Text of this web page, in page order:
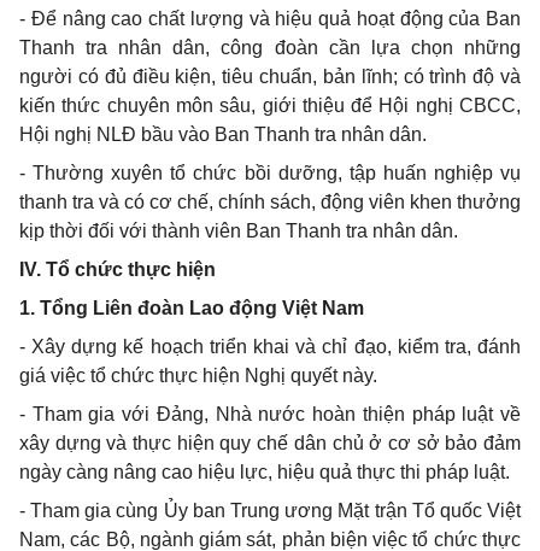
- Để nâng cao chất lượng và hiệu quả hoạt động của Ban
Thanh tra nhân dân, công đoàn cần lựa chọn những
người có đủ điều kiện, tiêu chuẩn, bản lĩnh; có trình độ và
kiến thức chuyên môn sâu, giới thiệu để Hội nghị CBCC,
Hội nghị NLĐ bầu vào Ban Thanh tra nhân dân.
- Thường xuyên tổ chức bồi dưỡng, tập huấn nghiệp vụ
thanh tra và có cơ chế, chính sách, động viên khen thưởng
kịp thời đối với thành viên Ban Thanh tra nhân dân.
IV. Tổ chức thực hiện
1. Tổng Liên đoàn Lao động Việt Nam
- Xây dựng kế hoạch triển khai và chỉ đạo, kiểm tra, đánh
giá việc tổ chức thực hiện Nghị quyết này.
- Tham gia với Đảng, Nhà nước hoàn thiện pháp luật về
xây dựng và thực hiện quy chế dân chủở cơ sở bảo đảm
ngày càng nâng cao hiệu lực, hiệu quả thực thi pháp luật.
- Tham gia cùng Ủy ban Trung ương Mặt trận Tổ quốc Việt
Nam, các Bộ, ngành giám sát, phản biện việc tổ chức thực